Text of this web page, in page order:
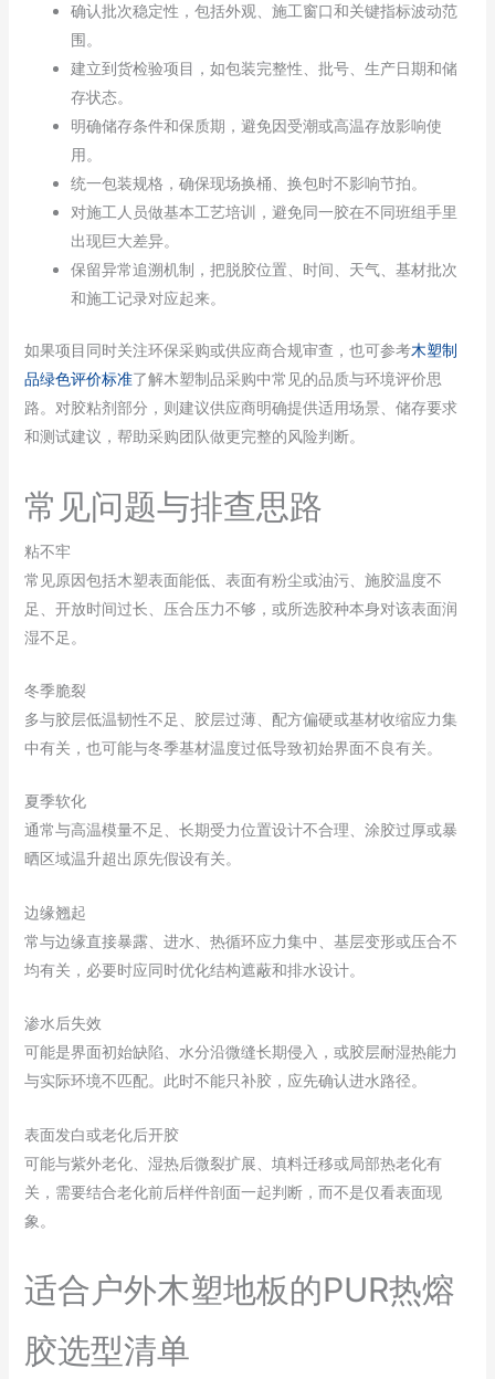
确认批次稳定性，包括外观、施工窗口和关键指标波动范
围。
建立到货检验项目，如包装完整性、批号、生产日期和储
存状态。
明确储存条件和保质期，避免因受潮或高温存放影响使
用。
统一包装规格，确保现场换桶、换包时不影响节拍。
对施工人员做基本工艺培训，避免同一胶在不同班组手里
出现巨大差异。
保留异常追溯机制，把脱胶位置、时间、天气、基材批次
和施工记录对应起来。
如果项目同时关注环保采购或供应商合规审查，也可参考木塑制
品绿色评价标准了解木塑制品采购中常见的品质与环境评价思
路。对胶粘剂部分，则建议供应商明确提供适用场景、储存要求
和测试建议，帮助采购团队做更完整的风险判断。
常见问题与排查思路
粘不牢
常见原因包括木塑表面能低、表面有粉尘或油污、施胶温度不
足、开放时间过长、压合压力不够，或所选胶种本身对该表面润
湿不足。
冬季脆裂
多与胶层低温韧性不足、胶层过薄、配方偏硬或基材收缩应力集
中有关，也可能与冬季基材温度过低导致初始界面不良有关。
夏季软化
通常与高温模量不足、长期受力位置设计不合理、涂胶过厚或暴
晒区域温升超出原先假设有关。
边缘翘起
常与边缘直接暴露、进水、热循环应力集中、基层变形或压合不
均有关，必要时应同时优化结构遮蔽和排水设计。
渗水后失效
可能是界面初始缺陷、水分沿微缝长期侵入，或胶层耐湿热能力
与实际环境不匹配。此时不能只补胶，应先确认进水路径。
表面发白或老化后开胶
可能与紫外老化、湿热后微裂扩展、填料迁移或局部热老化有
关，需要结合老化前后样件剖面一起判断，而不是仅看表面现
象。
适合户外木塑地板的PUR热熔
胶选型清单